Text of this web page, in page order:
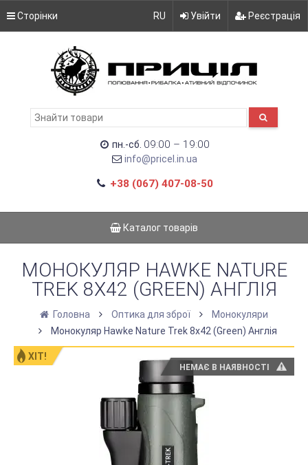
Сторінки RU Увійти Реєстрація
пн.-сб. 09:00 – 19:00
info@pricel.in.ua
+38 (067) 407-08-50
Каталог товарів
МОНОКУЛЯР HAWKE NATURE
TREK 8X42 (GREEN) АНГЛІЯ
Головна Оптика для зброї
Монокуляри
Монокуляр Hawke Nature Trek 8x42 (Green) Англія
ХІТ!
НЕМАЄ В НАЯВНОСТІ